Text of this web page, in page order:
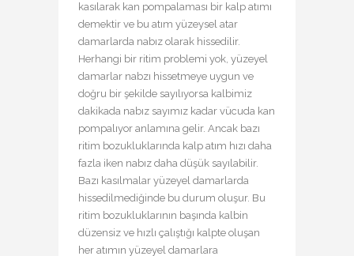
kasılarak kan pompalaması bir kalp atımı
demektir ve bu atım yüzeysel atar
damarlarda nabız olarak hissedilir.
Herhangi bir ritim problemi yok, yüzeyel
damarlar nabzı hissetmeye uygun ve
doğru bir şekilde sayılıyorsa kalbimiz
dakikada nabız sayımız kadar vücuda kan
pompalıyor anlamına gelir. Ancak bazı
ritim bozukluklarında kalp atım hızı daha
fazla iken nabız daha düşük sayılabilir.
Bazı kasılmalar yüzeyel damarlarda
hissedilmediğinde bu durum oluşur. Bu
ritim bozukluklarının başında kalbin
düzensiz ve hızlı çalıştığı kalpte oluşan
her atımın yüzeyel damarlara